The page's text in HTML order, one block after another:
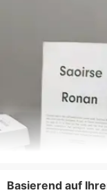
Basierend auf